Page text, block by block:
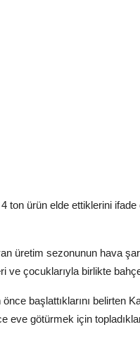
ton ürün elde ettiklerini
üretim sezonunun hava
ve çocuklarıyla birlikte
önce başlattıklarını
eve götürmek için